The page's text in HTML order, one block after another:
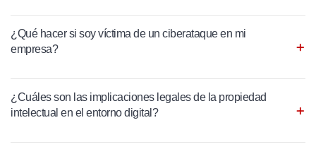
¿Qué hacer si soy víctima de un ciberataque en mi
empresa?
¿Cuáles son las implicaciones legales de la propiedad
intelectual en el entorno digital?